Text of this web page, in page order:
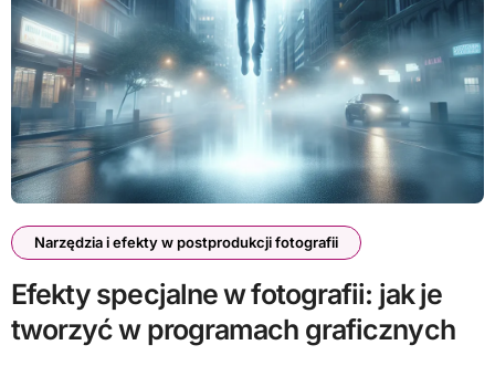
Narzędzia i efekty w postprodukcji fotografii
Efekty specjalne w fotografii: jak je
tworzyć w programach graficznych